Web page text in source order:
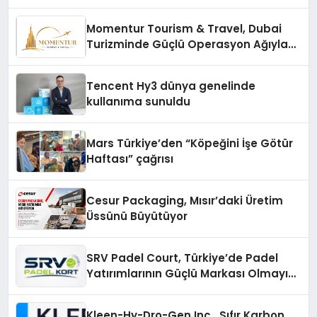
Momentur Tourism & Travel, Dubai
Turizminde Güçlü Operasyon Ağıyla
Tencent Hy3 dünya genelinde
kullanıma sunuldu
Mars Türkiye’den “Köpeğini İşe Götür
Haftası” çağrısı
Cesur Packaging, Mısır’daki Üretim
Üssünü Büyütüyor
SRV Padel Court, Türkiye’de Padel
Yatırımlarının Güçlü Markası Olmayı